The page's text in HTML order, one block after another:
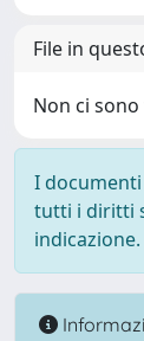
File in
Non ci
I
tutti i diritti
indicazione.